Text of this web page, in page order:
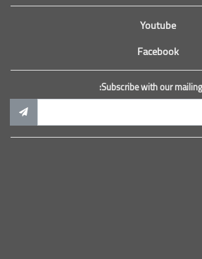
Youtube
Facebook
Subscribe with our